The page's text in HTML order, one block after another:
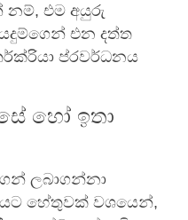
නම්, එම අයුරු
එන දත්ත
ප්රවර්ධනය
හෝ ඉතා
ලබාගන්නා
හේතුවක් වශයෙන්,